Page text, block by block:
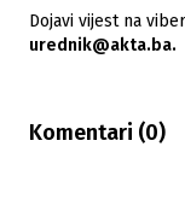
Dojavi vijest na viber
urednik@akta.ba.
Komentari (0)